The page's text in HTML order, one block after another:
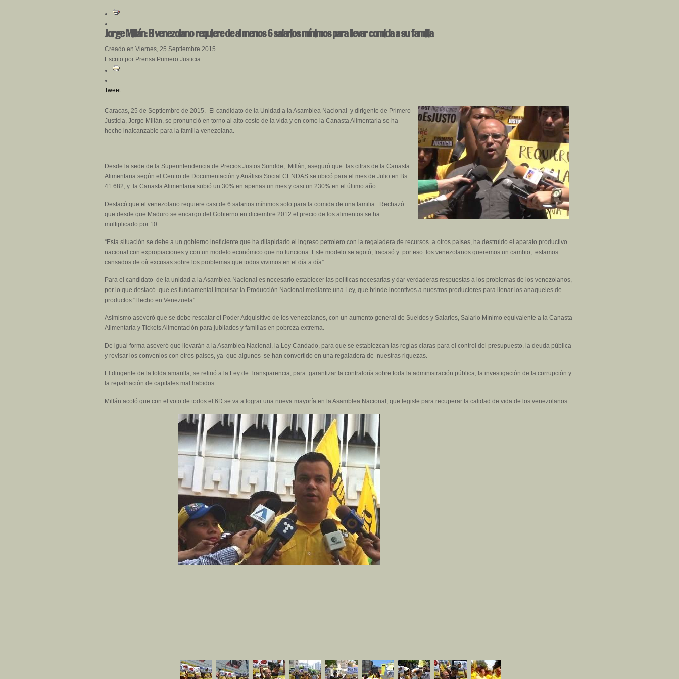
Jorge Millán: El venezolano requiere de al menos 6 salarios mínimos para llevar comida a su familia
Creado en Viernes, 25 Septiembre 2015
Escrito por Prensa Primero Justicia
Tweet
Caracas, 25 de Septiembre de 2015.- El candidato de la Unidad a la Asamblea Nacional y dirigente de Primero
Justicia, Jorge Millán, se pronunció en torno al alto costo de la vida y en como la Canasta Alimentaria se ha
hecho inalcanzable para la familia venezolana.
Desde la sede de la Superintendencia de Precios Justos Sundde, Millán, aseguró que las cifras de la Canasta
Alimentaria según el Centro de Documentación y Análisis Social CENDAS se ubicó para el mes de Julio en Bs
41.682, y la Canasta Alimentaria subió un 30% en apenas un mes y casi un 230% en el último año.
Destacó que el venezolano requiere casi de 6 salarios mínimos solo para la comida de una familia. Rechazó
que desde que Maduro se encargo del Gobierno en diciembre 2012 el precio de los alimentos se ha
multiplicado por 10.
“Esta situación se debe a un gobierno ineficiente que ha dilapidado el ingreso petrolero con la regaladera de recursos a otros países, ha destruido el aparato productivo
nacional con expropiaciones y con un modelo económico que no funciona. Este modelo se agotó, fracasó y por eso los venezolanos queremos un cambio, estamos
cansados de oír excusas sobre los problemas que todos vivimos en el día a día”.
Para el candidato de la unidad a la Asamblea Nacional es necesario establecer las políticas necesarias y dar verdaderas respuestas a los problemas de los venezolanos,
por lo que destacó que es fundamental impulsar la Producción Nacional mediante una Ley, que brinde incentivos a nuestros productores para llenar los anaqueles de
productos "Hecho en Venezuela".
Asimismo aseveró que se debe rescatar el Poder Adquisitivo de los venezolanos, con un aumento general de Sueldos y Salarios, Salario Mínimo equivalente a la Canasta
Alimentaria y Tickets Alimentación para jubilados y familias en pobreza extrema.
De igual forma aseveró que llevarán a la Asamblea Nacional, la Ley Candado, para que se establezcan las reglas claras para el control del presupuesto, la deuda pública
y revisar los convenios con otros países, ya que algunos se han convertido en una regaladera de nuestras riquezas.
El dirigente de la tolda amarilla, se refirió a la Ley de Transparencia, para garantizar la contraloría sobre toda la administración pública, la investigación de la corrupción y
la repatriación de capitales mal habidos.
Millán acotó que con el voto de todos el 6D se va a lograr una nueva mayoría en la Asamblea Nacional, que legisle para recuperar la calidad de vida de los venezolanos.